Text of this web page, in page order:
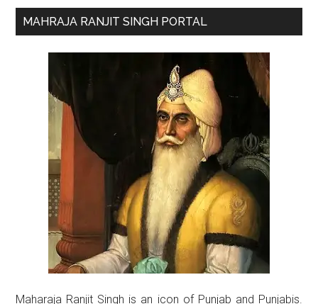
Primary
MAHRAJA RANJIT SINGH PORTAL
Maharaja Ranjit Singh is an icon of Punjab and Punjabis.